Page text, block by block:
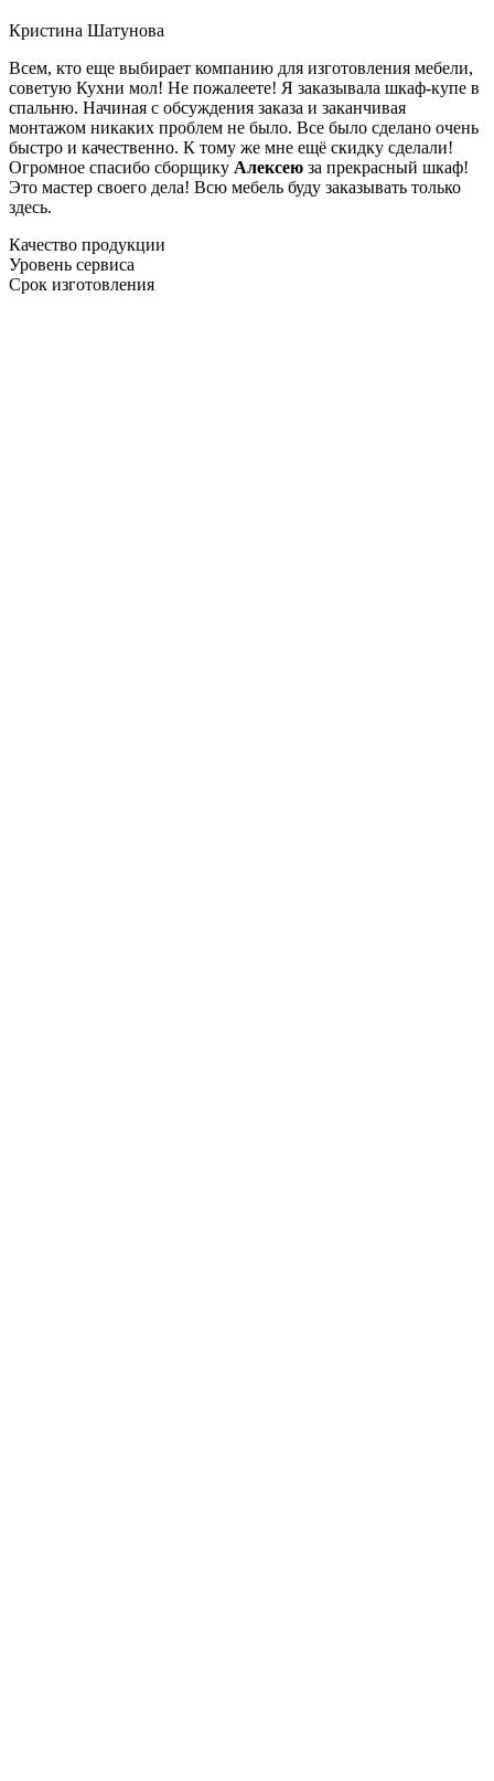
Кристина Шатунова
Всем, кто еще выбирает компанию для изготовления мебели,
советую Кухни мол! Не пожалеете! Я заказывала шкаф-купе в
спальню. Начиная с обсуждения заказа и заканчивая
монтажом никаких проблем не было. Все было сделано очень
быстро и качественно. К тому же мне ещё скидку сделали!
Огромное спасибо сборщику Алексею за прекрасный шкаф!
Это мастер своего дела! Всю мебель буду заказывать только
здесь.
Качество продукции
Уровень сервиса
Срок изготовления